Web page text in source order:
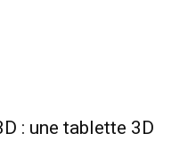
: une tablette 3D